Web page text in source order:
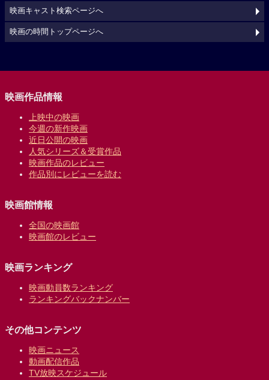
映画キャスト検索ページへ
映画の時間トップページへ
映画作品情報
上映中の映画
今週の新作映画
近日公開の映画
人気シリーズ＆受賞作品
映画作品のレビュー
作品別にレビューを読む
映画館情報
全国の映画館
映画館のレビュー
映画ランキング
映画動員数ランキング
ランキングバックナンバー
その他コンテンツ
映画ニュース
動画配信作品
TV放映スケジュール